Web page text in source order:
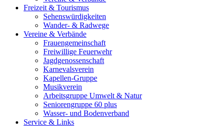
Freizeit & Tourismus
Sehenswürdigkeiten
Wander- & Radwege
Vereine & Verbände
Frauengemeinschaft
Freiwillige Feuerwehr
Jagdgenossenschaft
Karnevalsverein
Kapellen-Gruppe
Musikverein
Arbeitsgruppe Umwelt & Natur
Seniorengruppe 60 plus
Wasser- und Bodenverband
Service & Links